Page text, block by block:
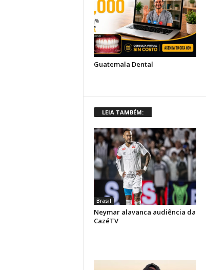
LEIA TAMBÉM:
Brasil
Neymar alavanca audiência da
CazéTV